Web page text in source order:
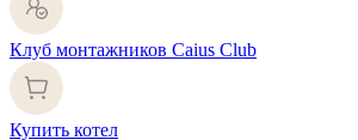
Клуб монтажников Caius Club
Купить котел